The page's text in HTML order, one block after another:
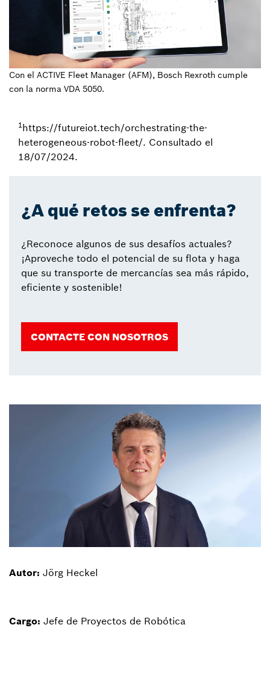
Con el ACTIVE Fleet Manager (AFM), Bosch Rexroth cumple
con la norma VDA 5050.
1https://futureiot.tech/orchestrating-the-
heterogeneous-robot-fleet/. Consultado el
18/07/2024.
¿A qué retos se enfrenta?
¿Reconoce algunos de sus desafíos actuales?
¡Aproveche todo el potencial de su flota y haga
que su transporte de mercancías sea más rápido,
eficiente y sostenible!
CONTACTE CON NOSOTROS
Autor: Jörg Heckel
Cargo: Jefe de Proyectos de Robótica